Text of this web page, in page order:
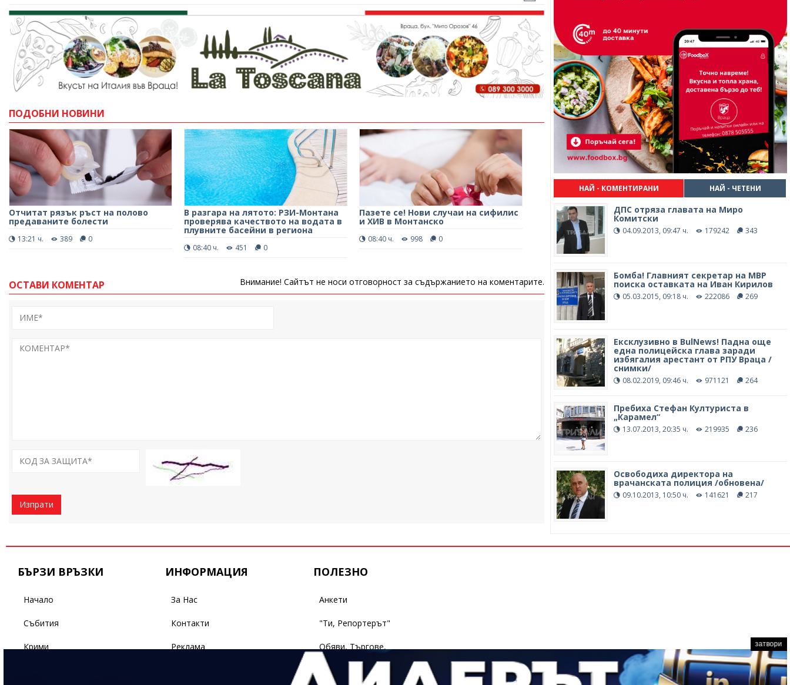
ПОДОБНИ НОВИНИ
Отчитат рязък ръст на полово
предаваните болести
13:21 ч. 389 0
В разгара на лятото: РЗИ-Монтана
проверява качеството на водата в
плувните басейни в региона
08:40 ч. 451 0
Пазете се! Нови случаи на сифилис
и ХИВ в Монтанско
08:40 ч. 998 0
ОСТАВИ КОМЕНТАР Внимание! Сайтът не носи отговорност за съдържанието на коментарите.
Изпрати
НАЙ - КОМЕНТИРАНИ НАЙ - ЧЕТЕНИ
ДПС отряза главата на Миро
Комитски
04.09.2013, 09:47 ч. 179242 343
Бомба! Главният секретар на МВР
поиска оставката на Иван Кирилов
05.03.2015, 09:18 ч. 222086 269
Ексклузивно в BulNews! Падна още
една полицейска глава заради
избягалия арестант от РПУ Враца /
снимки/
08.02.2019, 09:46 ч. 971121 264
Пребиха Стефан Културиста в
„Карамел“
13.07.2013, 20:35 ч. 219935 236
Освободиха директора на
врачанската полиция /обновена/
09.10.2013, 10:50 ч. 141621 217
БЪРЗИ ВРЪЗКИ
Начало
Събития
Крими
ИНФОРМАЦИЯ
За Нас
Контакти
Реклама
ПОЛЕЗНО
Анкети
"Ти, Репортерът"
Обяви, Търгове,
Съобщения
затвори